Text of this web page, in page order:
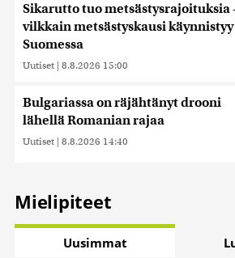
Sikarutto tuo metsästysrajoituksia
vilkkain metsästyskausi käynnistyy
Suomessa
Uutiset | 8.8.2026 15:00
Bulgariassa on räjähtänyt drooni
lähellä Romanian rajaa
Uutiset | 8.8.2026 14:40
Mielipiteet
Uusimmat